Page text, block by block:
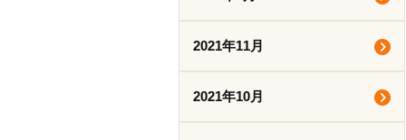
2021年11月
2021年10月